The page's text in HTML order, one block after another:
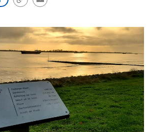
Link
Email